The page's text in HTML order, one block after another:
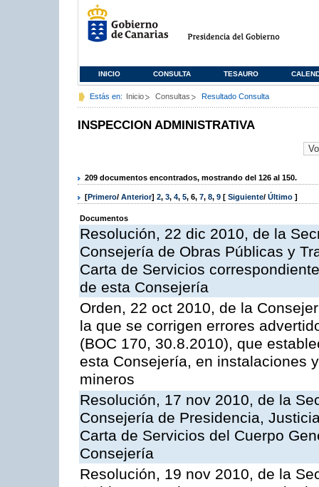
INICIO CONSULTA TESAURO
Estás en: Inicio Consultas Resultado Consulta
INSPECCION ADMINISTRATIVA
209 documentos encontrados, mostrando del 126 al 150.
[Primero/ Anterior] 2, 3, 4, 5, 6, 7, 8, 9 [ Siguiente/ Último ]
Documentos
Resolución, 22 dic 2010, de la
Consejería de Obras Públicas y
Carta de Servicios
de esta Consejería
Orden, 22 oct 2010, de la
la que se corrigen errores
(BOC 170, 30.8.2010), que
esta Consejería, en instalaciones
mineros
Resolución, 17 nov 2010, de la
Consejería de Presidencia,
Carta de Servicios del Cuerpo
Consejería
Resolución, 19 nov 2010, de la